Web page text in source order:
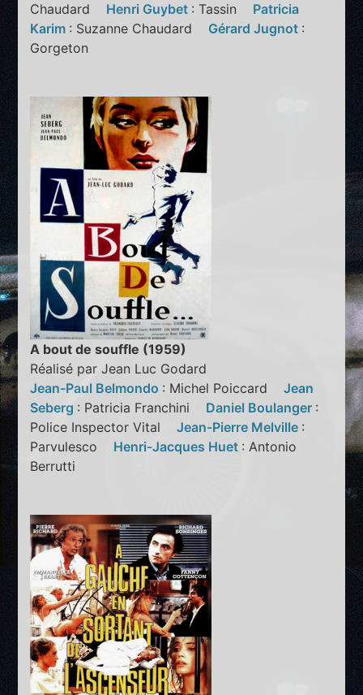
Chaudard Henri Guybet : Tassin Patricia
Karim : Suzanne Chaudard Gérard Jugnot :
Gorgeton
A bout de souffle (1959)
Réalisé par Jean Luc Godard
Jean-Paul Belmondo : Michel PoiccardJean
Seberg : Patricia Franchini Daniel Boulanger :
Police Inspector VitalJean-Pierre Melville :
Parvulesco Henri-Jacques Huet : Antonio
Berrutti